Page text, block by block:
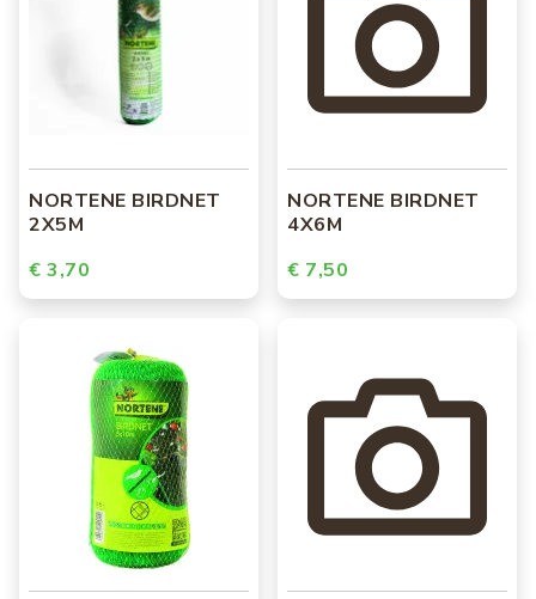
NORTENE BIRDNET
2X5M
€ 3,70
NORTENE BIRDNET
4X6M
€ 7,50